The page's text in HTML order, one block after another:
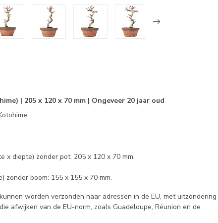
| 205 x 120 x 70 mm | Ongeveer 20 jaar oud
x diepte) zonder pot: 205 x 120 x 70 mm.
zonder boom: 155 x 155 x 70 mm.
worden verzonden naar adressen in de EU, met uitzondering
afwijken van de EU-norm, zoals Guadeloupe, Réunion en de